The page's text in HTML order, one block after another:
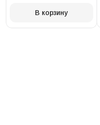
В корзину